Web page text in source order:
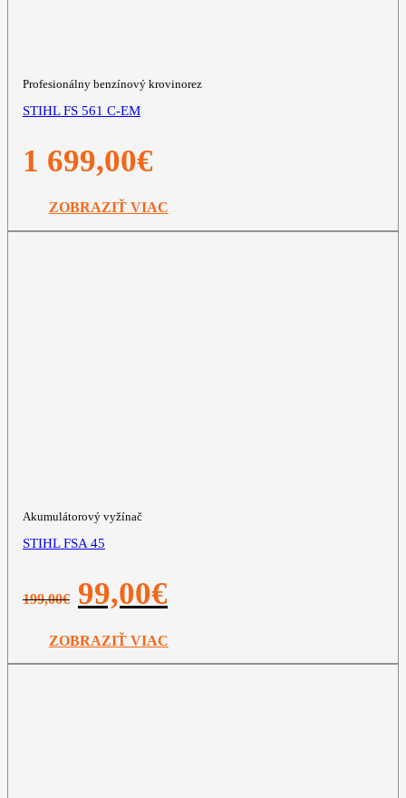
Profesionálny benzínový krovinorez
STIHL FS 561 C-EM
1 699,00€
ZOBRAZIŤ VIAC
Akumulátorový vyžínač
STIHL FSA 45
199,00€
Pôvodná
cena
199,00€.
99,00€
ZOBRAZIŤ VIAC